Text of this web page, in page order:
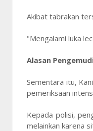
Akibat tabrakan
"Mengalami luka
Alasan
Sementara itu,
pemeriksaan
Kepada polisi,
melainkan karena